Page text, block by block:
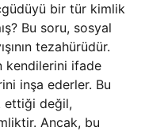
bir tür kimlik
Bu soru, sosyal
tezahürüdür.
kendilerini ifade
inşa ederler. Bu
ettiği değil,
Ancak, bu